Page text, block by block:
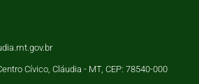
Cívico, Cláudia - MT, CEP: 78540-000